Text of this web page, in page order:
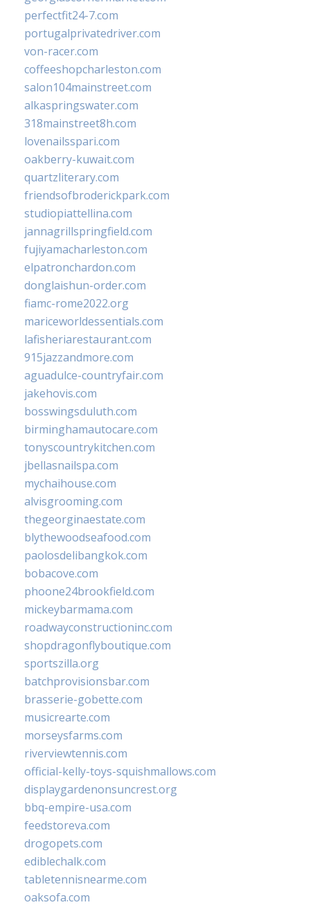
perfectfit24-7.com
portugalprivatedriver.com
von-racer.com
coffeeshopcharleston.com
salon104mainstreet.com
alkaspringswater.com
318mainstreet8h.com
lovenailsspari.com
oakberry-kuwait.com
quartzliterary.com
friendsofbroderickpark.com
studiopiattellina.com
jannagrillspringfield.com
fujiyamacharleston.com
elpatronchardon.com
donglaishun-order.com
fiamc-rome2022.org
mariceworldessentials.com
lafisheriarestaurant.com
915jazzandmore.com
aguadulce-countryfair.com
jakehovis.com
bosswingsduluth.com
birminghamautocare.com
tonyscountrykitchen.com
jbellasnailspa.com
mychaihouse.com
alvisgrooming.com
thegeorginaestate.com
blythewoodseafood.com
paolosdelibangkok.com
bobacove.com
phoone24brookfield.com
mickeybarmama.com
roadwayconstructioninc.com
shopdragonflyboutique.com
sportszilla.org
batchprovisionsbar.com
brasserie-gobette.com
musicrearte.com
morseysfarms.com
riverviewtennis.com
official-kelly-toys-squishmallows.com
displaygardenonsuncrest.org
bbq-empire-usa.com
feedstoreva.com
drogopets.com
ediblechalk.com
tabletennisnearme.com
oaksofa.com